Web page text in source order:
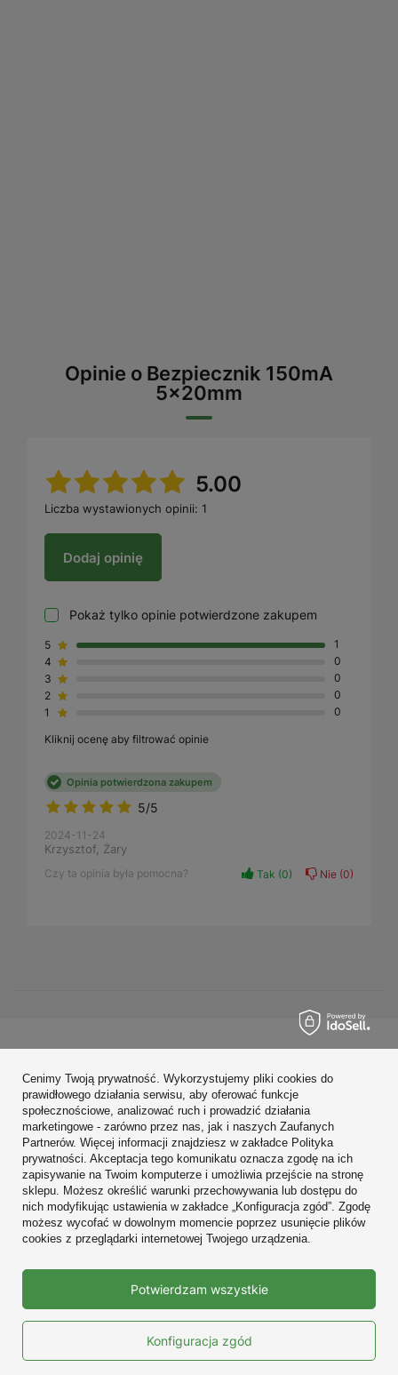
Opinie o Bezpiecznik 150mA
5x20mm
5.00
Liczba wystawionych opinii: 1
Dodaj opinię
Pokaż tylko opinie potwierdzone zakupem
5
1
4
0
3
0
2
0
1
0
Kliknij ocenę aby filtrować opinie
5/5
Opinia potwierdzona zakupem
2024-11-24
Krzysztof, Żary
Czy ta opinia była pomocna? Tak 0 Nie 0
Konto
Regulaminy
Zobacz również
W sklepie prezentujemy ceny brutto (z VAT).
Cenimy Twoją prywatność. Wykorzystujemy pliki cookies do
prawidłowego działania serwisu, aby oferować funkcje
społecznościowe, analizować ruch i prowadzić działania
marketingowe - zarówno przez nas, jak i naszych Zaufanych
Partnerów. Więcej informacji znajdziesz w zakładce Polityka
prywatności. Akceptacja tego komunikatu oznacza zgodę na ich
zapisywanie na Twoim komputerze i umożliwia przejście na stronę
sklepu. Możesz określić warunki przechowywania lub dostępu do
nich modyfikując ustawienia w zakładce „Konfiguracja zgód”. Zgodę
możesz wycofać w dowolnym momencie poprzez usunięcie plików
cookies z przeglądarki internetowej Twojego urządzenia.
Konfiguracja zgód
Potwierdzam wszystkie